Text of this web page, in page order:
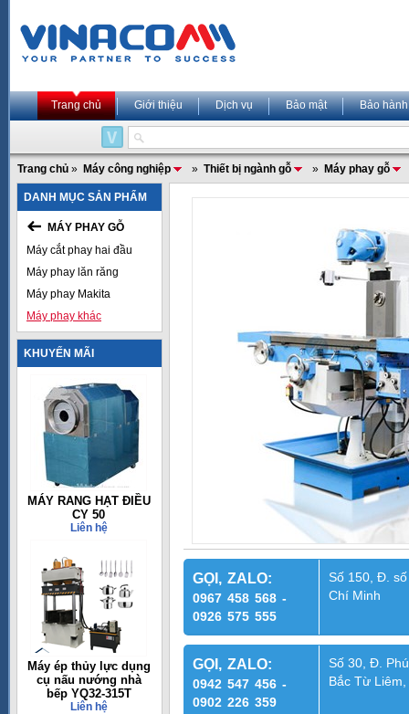
Trang chủ Giới thiệu Dịch vụ Bảo mật Bảo hành
Trang chủ » Máy công nghiệp » Thiết bị ngành gỗ » Máy phay gỗ
DANH MỤC SẢN PHẨM
MÁY PHAY GỖ
Máy cắt phay hai đầu
Máy phay lăn răng
Máy phay Makita
Máy phay khác
KHUYẾN MÃI
MÁY RANG HẠT ĐIỀU
CY 50
Liên hệ
Máy ép thủy lực dụng
cụ nấu nướng nhà
bếp YQ32-315T
Liên hệ
GỌI, ZALO:
0967 458 568 -
0926 575 555
Số 150, Đ.
Chí Minh
GỌI, ZALO:
0942 547 456 -
0902 226 359
Số 30, Đ.
Bắc Từ